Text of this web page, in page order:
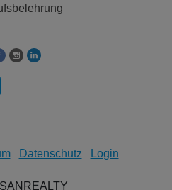
Datenschutz Login
SANREALTY